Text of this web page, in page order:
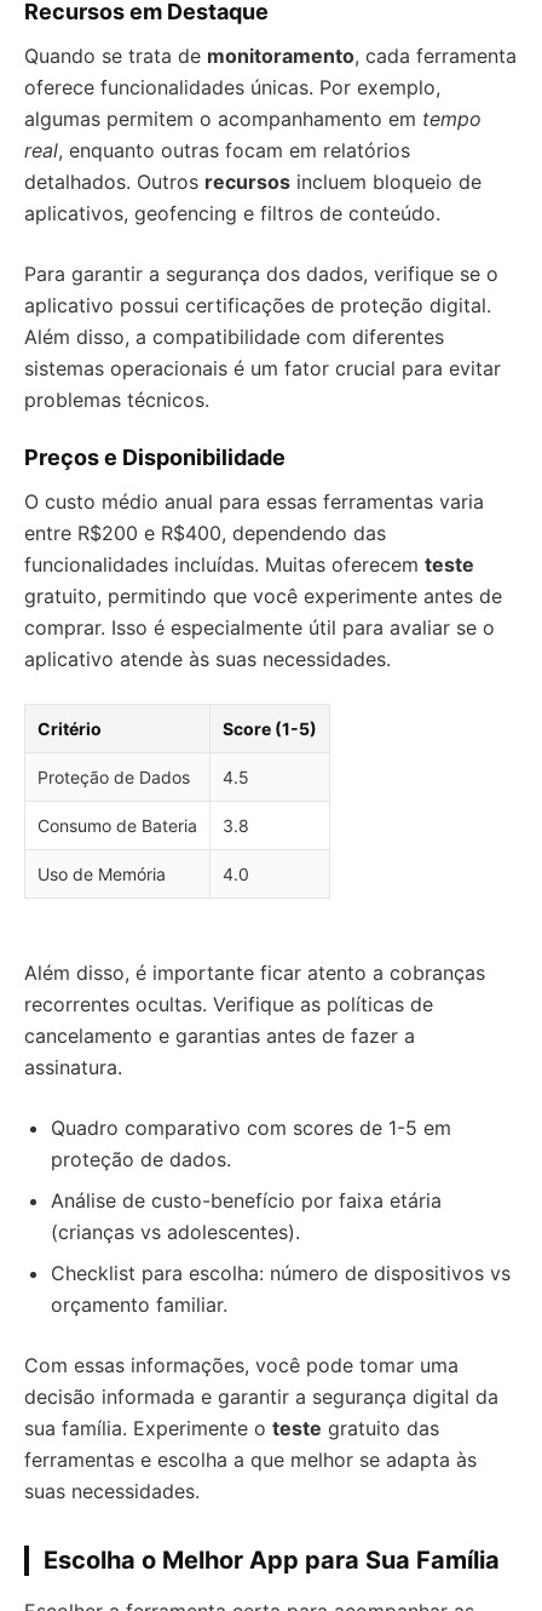
Recursos em Destaque
Quando se trata de monitoramento, cada ferramenta
oferece funcionalidades únicas. Por exemplo,
algumas permitem o acompanhamento em tempo
real, enquanto outras focam em relatórios
detalhados. Outros recursos incluem bloqueio de
aplicativos, geofencing e filtros de conteúdo.
Para garantir a segurança dos dados, verifique se o
aplicativo possui certificações de proteção digital.
Além disso, a compatibilidade com diferentes
sistemas operacionais é um fator crucial para evitar
problemas técnicos.
Preços e Disponibilidade
O custo médio anual para essas ferramentas varia
entre R$200 e R$400, dependendo das
funcionalidades incluídas. Muitas oferecem teste
gratuito, permitindo que você experimente antes de
comprar. Isso é especialmente útil para avaliar se o
aplicativo atende às suas necessidades.
Critério Score (1-5)
Proteção de Dados 4.5
Consumo de Bateria 3.8
Uso de Memória 4.0
Além disso, é importante ficar atento a cobranças
recorrentes ocultas. Verifique as políticas de
cancelamento e garantias antes de fazer a
assinatura.
Quadro comparativo com scores de 1-5 em
proteção de dados.
Análise de custo-benefício por faixa etária
(crianças vs adolescentes).
Checklist para escolha: número de dispositivos vs
orçamento familiar.
Com essas informações, você pode tomar uma
decisão informada e garantir a segurança digital da
sua família. Experimente o teste gratuito das
ferramentas e escolha a que melhor se adapta às
suas necessidades.
Escolha o Melhor App para Sua Família